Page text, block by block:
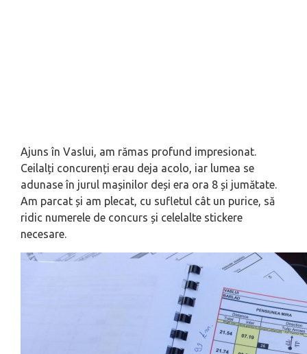
Ajuns în Vaslui, am rămas profund impresionat.
Ceilalți concurenți erau deja acolo, iar lumea se
adunase în jurul mașinilor deși era ora 8 și jumătate.
Am parcat și am plecat, cu sufletul cât un purice, să
ridic numerele de concurs și celelalte stickere
necesare.